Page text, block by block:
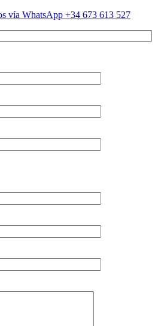
vía WhatsApp +34 673 613 527